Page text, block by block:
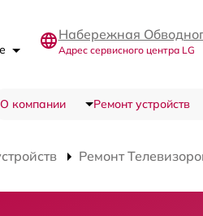
Набережная
Адрес сервисного центра LG
О компании Ремонт устройств
Ремонт